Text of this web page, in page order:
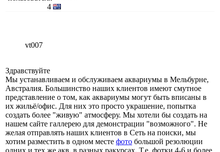
4
vt007
Здравствуйте
Мы устанавливаем и обслуживаем аквариумы в Мельбурне,
Австралия. Большинство наших клиентов имеют смутное
представление о том, как аквариумы могут быть вписаны в
их жильё/офис. Для них это просто украшение, попытка
создать более "живую" атмосферу. Мы хотели бы создать на
нашем сайте галлерею для демонстрации "возможного". Не
желая отправлять наших клиентов в Сеть на поиски, мы
хотим разместить в одном месте фото большой резолюции
одних и тех же акв. в разных ракурсах. Т.е. фотки 4-6 и более